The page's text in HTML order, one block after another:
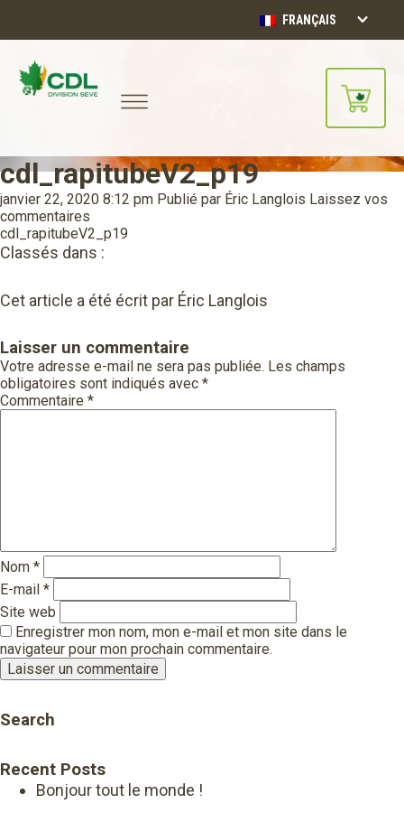
FRANÇAIS
Notre site d'achats en ligne sera
bientôt disponible!!
Merci de votre compréhension.
CONTINUER
cdl_rapitubeV2_p19
janvier 22, 2020 8:12 pm Publié par Éric Langlois Laissez vos
commentaires
cdl_rapitubeV2_p19
Classés dans :
Cet article a été écrit par Éric Langlois
Laisser un commentaire
Votre adresse e-mail ne sera pas publiée. Les champs
obligatoires sont indiqués avec *
Commentaire *
Nom *
E-mail *
Site web
Enregistrer mon nom, mon e-mail et mon site dans le
navigateur pour mon prochain commentaire.
Search
Recent Posts
Bonjour tout le monde !